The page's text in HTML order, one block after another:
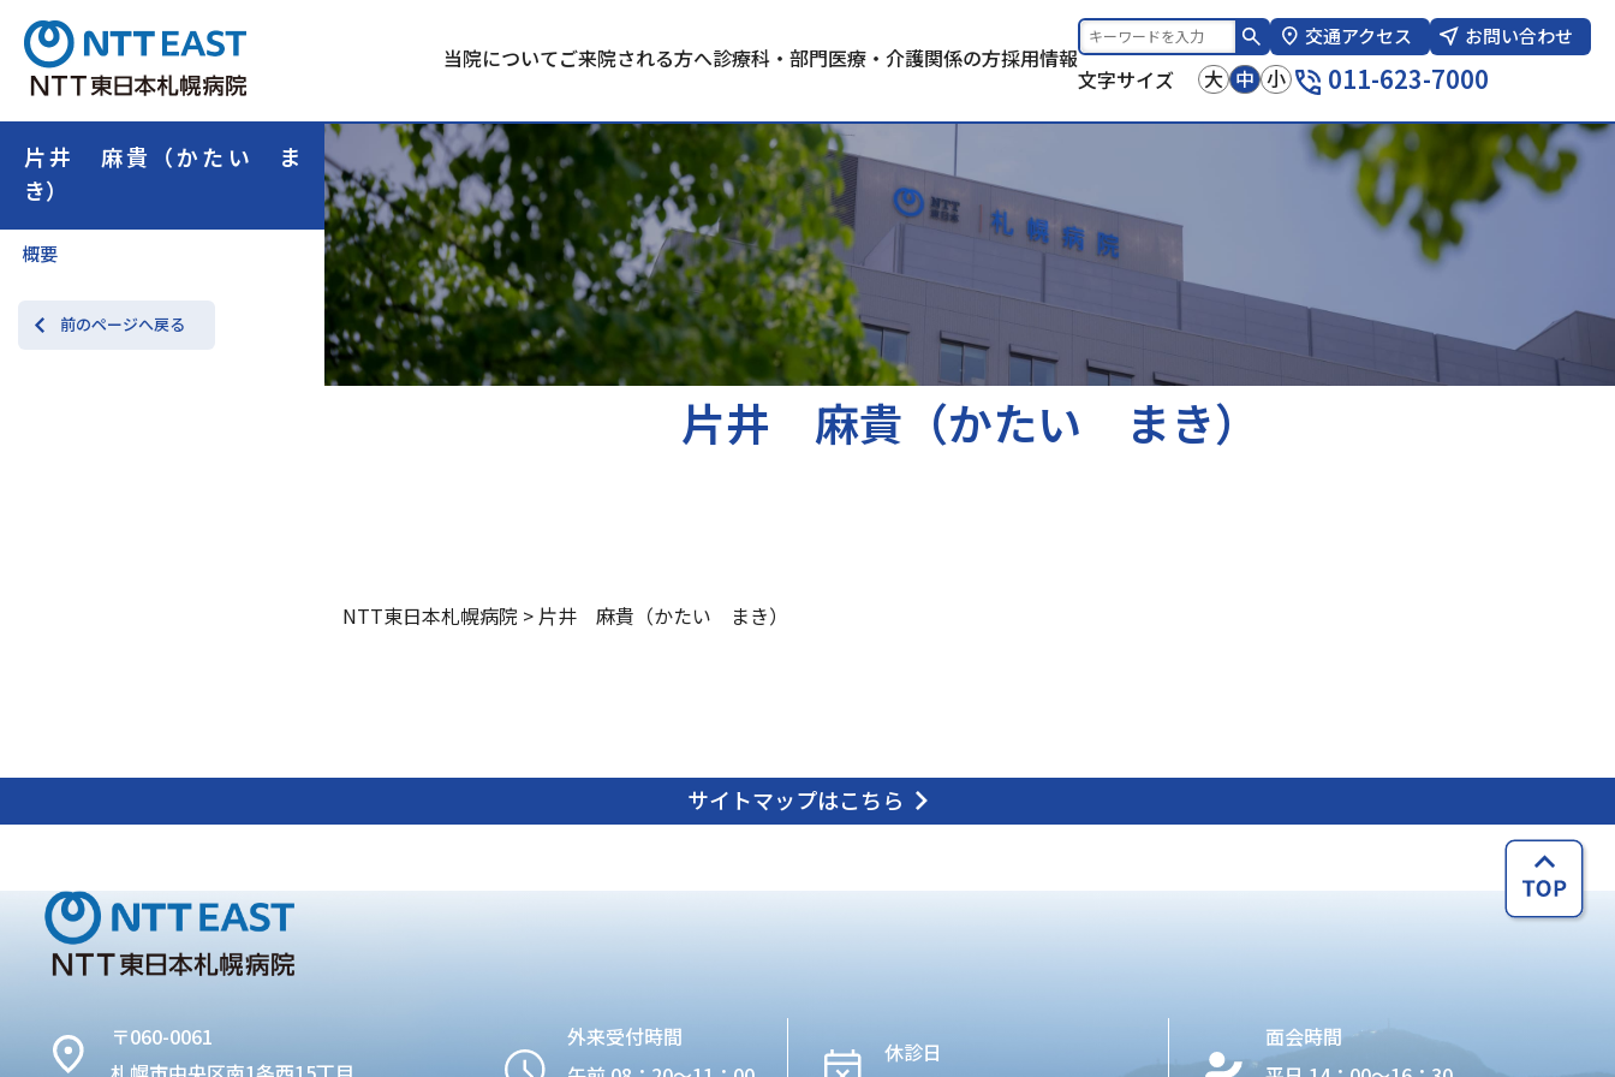
当院についてご来院される方へ診療科・部門医療・介護関係の方採用情報
交通アクセス お問い合わせ
文字サイズ 大 中 小 011-623-7000
片井 麻貴（かたい ま
き）
概要
前のページへ戻る
片井 麻貴（かたい まき）
NTT東日本札幌病院 > 片井 麻貴（かたい まき）
サイトマップはこちら
〒060-0061
外来受付時間
休診日
面会時間